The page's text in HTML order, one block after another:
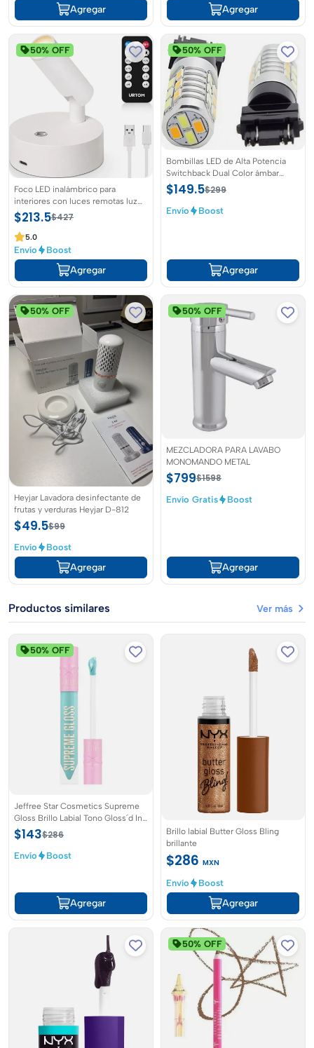
Agregar Agregar
50% OFF
Foco LED inalámbrico para
interiores con luces remotas luz
de imagen regulable para
interiores y bateria recargable
$213.5$427
5.0
Envío Boost
Agregar
50% OFF
Bombillas LED de Alta Potencia
Switchback Dual Color ámbar
blanco para coche Auto Frontal
Trasera Señal de Giro luces de cola
DRL (paquete de 2)
$149.5$299
Envío Boost
Agregar
50% OFF
Heyjar Lavadora desinfectante de
frutas y verduras Heyjar D-812
$49.5$99
Envío Boost
Agregar
50% OFF
MEZCLADORA PARA LAVABO
MONOMANDO METAL
$799$1598
Envío Gratis Boost
Agregar
Productos similares Ver más
50% OFF
Jeffree Star Cosmetics Supreme
Gloss Brillo Labial Tono Gloss´d In
Paradise
$143$286
Envío Boost
Agregar
Brillo labial Butter Gloss Bling
brillante
$286 MXN
Envío
Boost
Agregar
50% OFF